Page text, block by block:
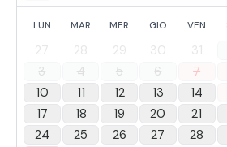
LUN MAR MER GIO VEN
27 28 29 30 31
3
4 5 6 7
10
11 12 13 14
17
18 19 20 21
24
25 26 27 28